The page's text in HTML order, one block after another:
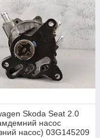
Skoda Seat 2.0
насос
насос) 03G145209